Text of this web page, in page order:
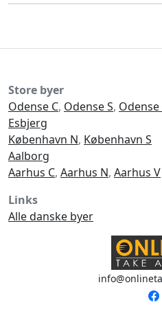
Store byer
Odense C, Odense S, Odense
Esbjerg
København N, København S
Aalborg
Aarhus C, Aarhus N, Aarhus V
Links
Alle danske byer